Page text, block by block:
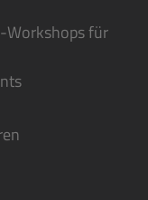
Workshops für